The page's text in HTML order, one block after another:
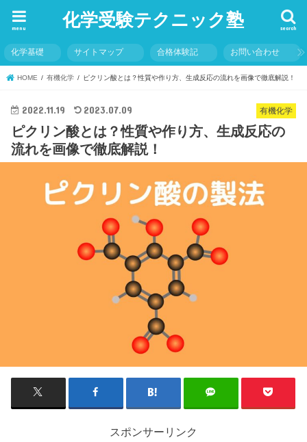
化学受験テクニック塾 search
menu
化学基礎 サイトマップ 合格体験記 お問い合わせ
HOME 有機化学 ピクリン酸とは？性質や作り方、生成反応の流れを画像で徹底解説！
有機化学
2022.11.19 2023.07.09
ピクリン酸とは？性質や作り方、生成反応の
流れを画像で徹底解説！
スポンサーリンク